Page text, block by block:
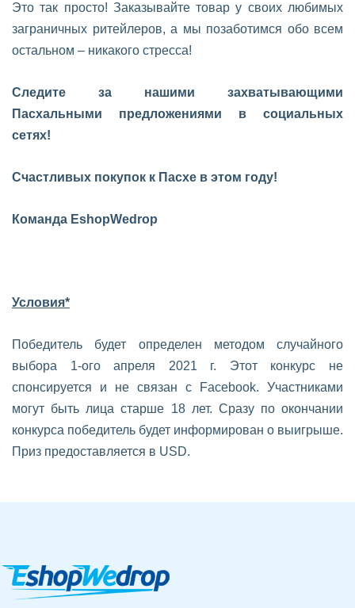
Это так просто! Заказывайте товар у своих любимых
заграничных ритейлеров, а мы позаботимся обо всем
остальном – никакого стресса!
Следите за нашими захватывающими
Пасхальными предложениями в социальных
сетях!
Счастливых покупок к Пасхе в этом году!
Команда EshopWedrop
Условия*
Победитель будет определен методом случайного
выбора 1-ого апреля 2021 г. Этот конкурс не
спонсируется и не связан с Facebook. Участниками
могут быть лица старше 18 лет. Сразу по окончании
конкурса победитель будет информирован о выигрыше.
Приз предоставляется в USD.